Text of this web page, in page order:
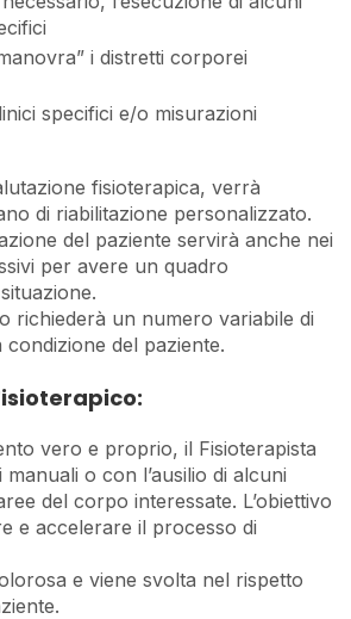
i distretti corporei
specifici e/o misurazioni
fisioterapica, verrà
di riabilitazione personalizzato.
del paziente servirà anche nei
per avere un quadro
richiederà un numero variabile di
condizione del paziente.
vero e proprio, il Fisioterapista
o con l’ausilio di alcuni
del corpo interessate. L’obiettivo
e accelerare il processo di
e viene svolta nel rispetto